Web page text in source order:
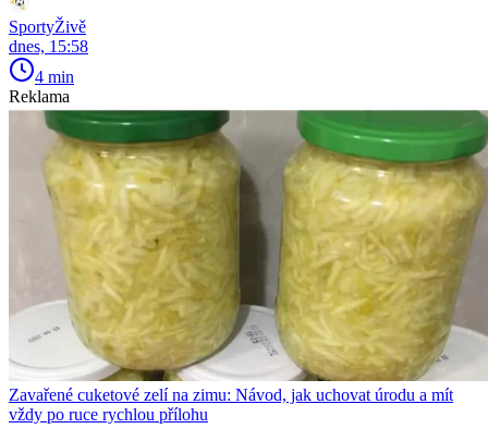
SportyŽivě
dnes, 15:58
4 min
Reklama
Zavařené cuketové zelí na zimu: Návod, jak uchovat úrodu a mít
vždy po ruce rychlou přílohu